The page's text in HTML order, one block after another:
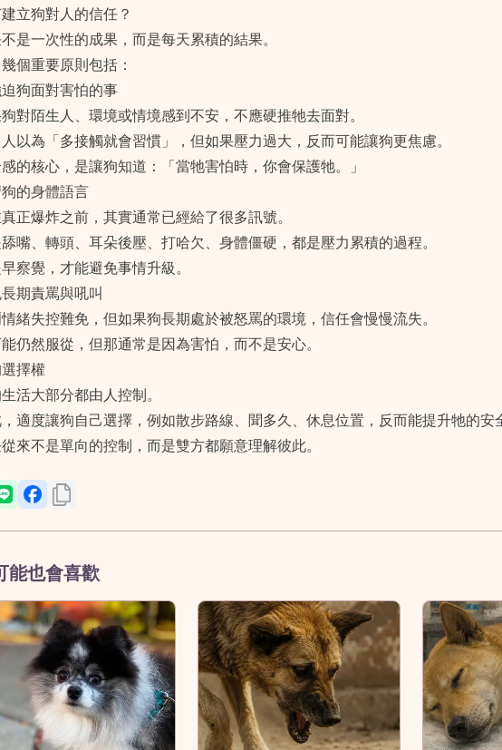
立狗對人的信任？
是一次性的成果，而是每天累積的結果。
個重要原則包括：
狗面對害怕的事
對陌生人、環境或情境感到不安，不應硬推牠去面對。
以為「多接觸就會習慣」，但如果壓力過大，反而可能讓狗更焦慮。
的核心，是讓狗知道：「當牠害怕時，你會保護牠。」
的身體語言
正爆炸之前，其實通常已經給了很多訊號。
嘴、轉頭、耳朵後壓、打哈欠、身體僵硬，都是壓力累積的過程。
察覺，才能避免事情升級。
期責罵與吼叫
緒失控難免，但如果狗長期處於被怒罵的環境，信任會慢慢流失。
仍然服從，但那通常是因為害怕，而不是安心。
擇權
活大部分都由人控制。
適度讓狗自己選擇，例如散步路線、聞多久、休息位置，反而能提升牠的安
來不是單向的控制，而是雙方都願意理解彼此。
能也會喜歡